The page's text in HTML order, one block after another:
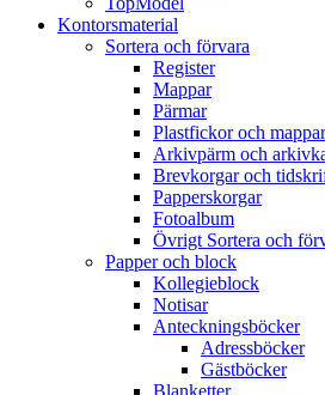
Kontorsmaterial
Sortera och förvara
Register
Mappar
Pärmar
Plastfickor och mappar
Arkivpärm och
Brevkorgar och
Papperskorgar
Fotoalbum
Övrigt Sortera och
Papper och block
Kollegieblock
Notisar
Anteckningsböcker
Adressböcker
Gästböcker
Blanketter